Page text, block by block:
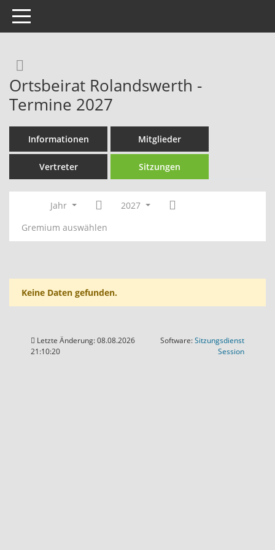
Toggle navigation
Ortsbeirat Rolandswerth -
Termine 2027
Informationen Mitglieder
Vertreter Sitzungen
Jahr
2027
Gremium auswählen
Keine Daten gefunden.
Letzte Änderung: 08.08.2026
21:10:20
Software:Sitzungsdienst
Session(Wird in